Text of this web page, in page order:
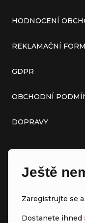
HODNOCENÍ
REKLAMAČNÍ
GDPR
OBCHODNÍ
DOPRAVY
Ještě
Zaregistrujte se
Dostanete ihned